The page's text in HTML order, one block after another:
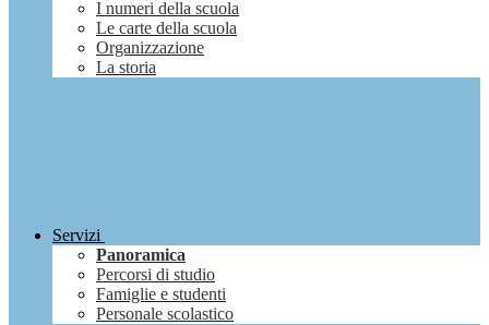
I numeri della scuola
Le carte della scuola
Organizzazione
La storia
Servizi
Panoramica
Percorsi di studio
Famiglie e studenti
Personale scolastico